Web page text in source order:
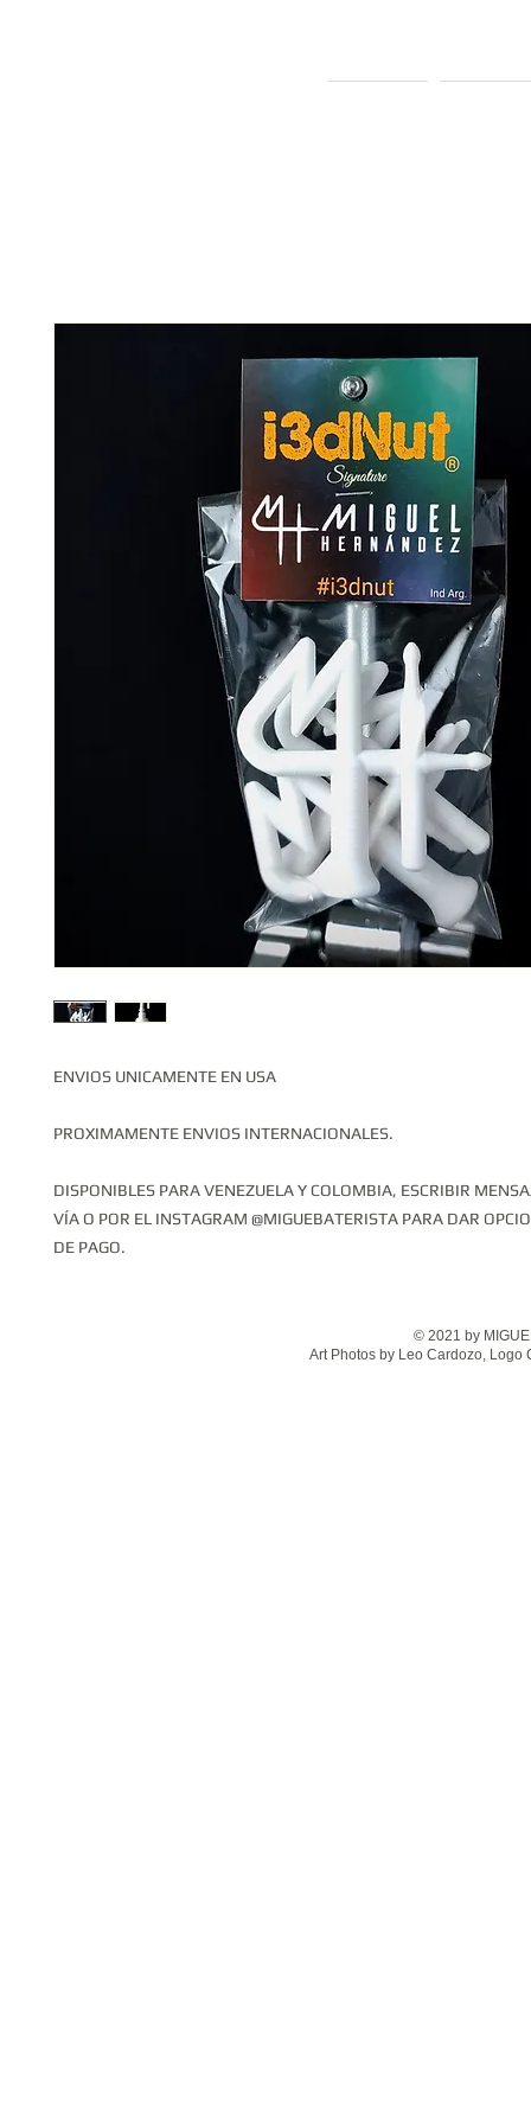
ENVIOS UNICAMENTE EN USA
PROXIMAMENTE ENVIOS INTERNACIONALES.
DISPONIBLES PARA VENEZUELA Y COLOMBIA, ESCRIBIR
VÍA O POR EL INSTAGRAM @MIGUEBATERISTA PARA DAR
DE PAGO.
© 2021 by
Art Photos by Leo Cardozo, Logo